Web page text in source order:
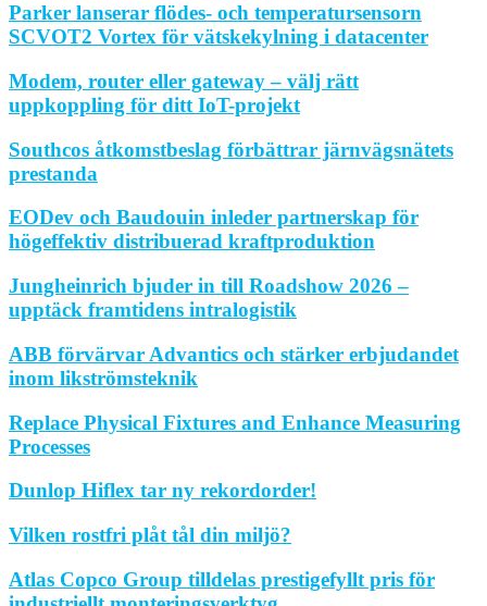
Parker lanserar flödes- och temperatursensorn
SCVOT2 Vortex för vätskekylning i datacenter
Modem, router eller gateway – välj rätt
uppkoppling för ditt IoT-projekt
Southcos åtkomstbeslag förbättrar järnvägsnätets
prestanda
EODev och Baudouin inleder partnerskap för
högeffektiv distribuerad kraftproduktion
Jungheinrich bjuder in till Roadshow 2026 –
upptäck framtidens intralogistik
ABB förvärvar Advantics och stärker erbjudandet
inom likströmsteknik
Replace Physical Fixtures and Enhance Measuring
Processes
Dunlop Hiflex tar ny rekordorder!
Vilken rostfri plåt tål din miljö?
Atlas Copco Group tilldelas prestigefyllt pris för